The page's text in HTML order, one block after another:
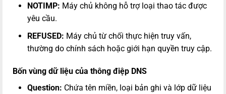
NOTIMP: Máy chủ không hỗ trợ loại thao tác được
yêu cầu.
REFUSED: Máy chủ từ chối thực hiện truy vấn,
thường do chính sách hoặc giới hạn quyền truy cập.
Bốn vùng dữ liệu của thông điệp DNS
Question: Chứa tên miền, loại bản ghi và lớp dữ liệu